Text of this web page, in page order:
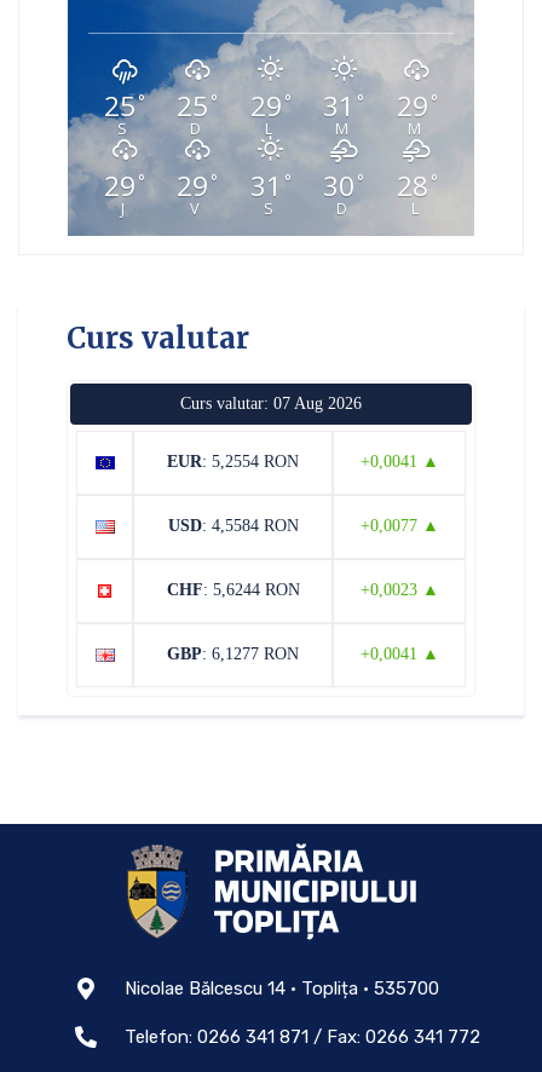
25°
S
25 °
D
29°
L
31 °
M
29 °
M
29 °
J
29 °
V
31 °
S
30 °
D
28 °
L
Curs valutar
Curs valutar: 07 Aug 2026
EUR: 5,2554 RON +0,0041 ▲
USD: 4,5584 RON +0,0077 ▲
CHF: 5,6244 RON +0,0023 ▲
GBP: 6,1277 RON +0,0041 ▲
Nicolae Bălcescu 14 • Toplița • 535700
Telefon: 0266 341 871 / Fax: 0266 341 772